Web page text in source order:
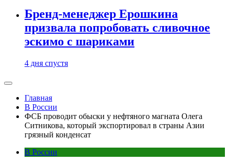
Бренд-менеджер Ерошкина
призвала попробовать сливочное
эскимо с шариками
4 дня спустя
Главная
В России
ФСБ проводит обыски у нефтяного магната Олега
Ситникова, который экспортировал в страны Азии
грязный конденсат
В России